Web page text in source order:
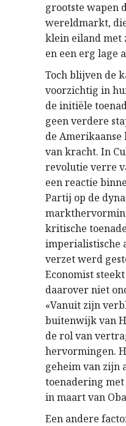
grootste wapen
wereldmarkt,
klein eiland met
en een erg lage
Toch blijven de
voorzichtig in
de initiële
geen verdere
de Amerikaanse
van kracht. In
revolutie verre
een reactie
Partij op de
kritische
imperialistische
verzet werd
Economist
daarover niet
«Vanuit zijn
buitenwijk van
de rol van
hervormingen.
geheim van zijn
toenadering met
in maart van
Een andere